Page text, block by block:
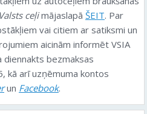
ceļimājaslapā ŠEIT. Par
vai citiem ar satiksmi un
aicinām informēt VSIA
diennakts bezmaksas
kā arī uzņēmuma kontos
un Facebook.